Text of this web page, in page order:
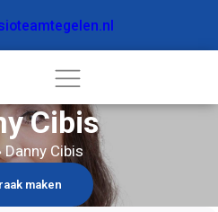
Cibis
Danny Cibis
maken